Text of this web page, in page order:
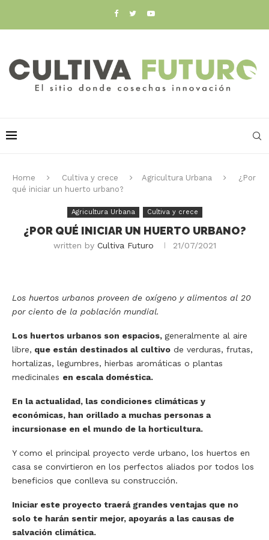
Home Cultiva y crece Agricultura Urbana
¿Por
qué iniciar un huerto urbano?
Agricultura Urbana Cultiva y crece
¿POR QUÉ INICIAR UN HUERTO URBANO?
written by Cultiva Futuro 21/07/2021
Los huertos urbanos proveen de oxígeno y alimentos al 20
por ciento de la población mundial.
Los huertos urbanos son espacios, generalmente al aire
libre, que están destinados al cultivo de verduras, frutas,
hortalizas, legumbres, hierbas aromáticas o plantas
medicinales en escala doméstica.
En la actualidad, las condiciones climáticas y
económicas, han orillado a muchas personas a
incursionase en el mundo de la horticultura.
Y como el principal proyecto verde urbano, los huertos en
casa se convirtieron en los perfectos aliados por todos los
beneficios que conlleva su construcción.
Iniciar este proyecto traerá grandes ventajas que no
solo te harán sentir mejor, apoyarás a las causas de
salvación climática.